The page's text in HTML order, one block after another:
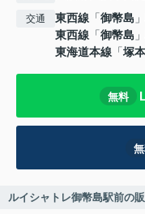
交通 東西線 「御幣島
東西線 「御幣島
東海道本線 「塚本
無料
ルイシャトレ御幣島駅前の